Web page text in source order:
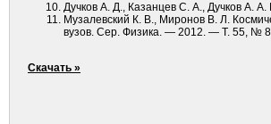
Дучков А. Д., Казанцев С. А., Дучков А.
Музалевский К. В., Миронов В. Л.
вузов. Сер. Физика. — 2012. — Т. 55, №
Скачать »